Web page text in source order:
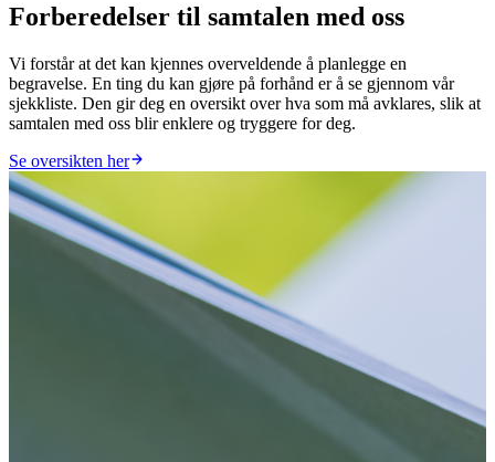
Forberedelser til samtalen med oss
Vi forstår at det kan kjennes overveldende å planlegge en
begravelse. En ting du kan gjøre på forhånd er å se gjennom vår
sjekkliste. Den gir deg en oversikt over hva som må avklares, slik at
samtalen med oss blir enklere og tryggere for deg.
Se oversikten her